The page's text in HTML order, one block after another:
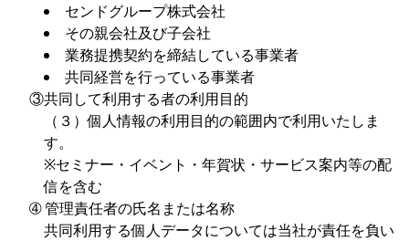
センドグループ株式会社
その親会社及び子会社
業務提携契約を締結している事業者
共同経営を行っている事業者
③共同して利用する者の利用目的
（３）個人情報の利用目的の範囲内で利用いたしま
す。
※セミナー・イベント・年賀状・サービス案内等の配
信を含む
➃ 管理責任者の氏名または名称
共同利用する個人データについては当社が責任を負い